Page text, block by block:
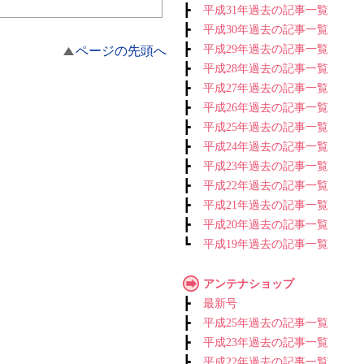
ページの先頭へ
┣ 平成31年過去の記事一覧
┣ 平成30年過去の記事一覧
┣ 平成29年過去の記事一覧
┣ 平成28年過去の記事一覧
┣ 平成27年過去の記事一覧
┣ 平成26年過去の記事一覧
┣ 平成25年過去の記事一覧
┣ 平成24年過去の記事一覧
┣ 平成23年過去の記事一覧
┣ 平成22年過去の記事一覧
┣ 平成21年過去の記事一覧
┣ 平成20年過去の記事一覧
┗ 平成19年過去の記事一覧
アンテナショップ
┣ 最新号
┣ 平成25年過去の記事一覧
┣ 平成23年過去の記事一覧